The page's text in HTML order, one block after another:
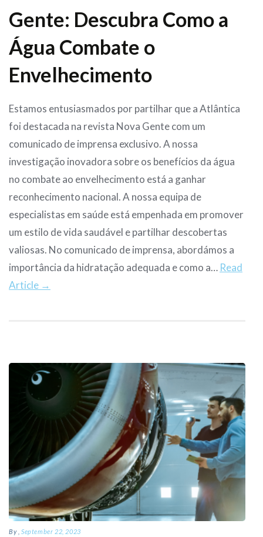
Gente: Descubra Como a
Água Combate o
Envelhecimento
Estamos entusiasmados por partilhar que a Atlântica
foi destacada na revista Nova Gente com um
comunicado de imprensa exclusivo. A nossa
investigação inovadora sobre os benefícios da água
no combate ao envelhecimento está a ganhar
reconhecimento nacional. A nossa equipa de
especialistas em saúde está empenhada em promover
um estilo de vida saudável e partilhar descobertas
valiosas. No comunicado de imprensa, abordámos a
importância da hidratação adequada e como a… Read
Article →
By ,September 22, 2023